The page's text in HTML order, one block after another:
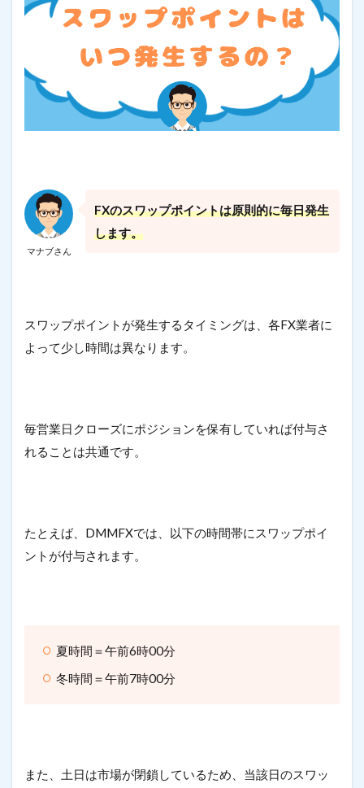
マナブさん
FXのスワップポイントは原則的に毎日発生
します。
スワップポイントが発生するタイミングは、各FX業者に
よって少し時間は異なります。
毎営業日クローズにポジションを保有していれば付与さ
れることは共通です。
たとえば、DMMFXでは、以下の時間帯にスワップポイ
ントが付与されます。
夏時間＝午前6時00分
冬時間＝午前7時00分
また、土日は市場が閉鎖しているため、当該日のスワッ